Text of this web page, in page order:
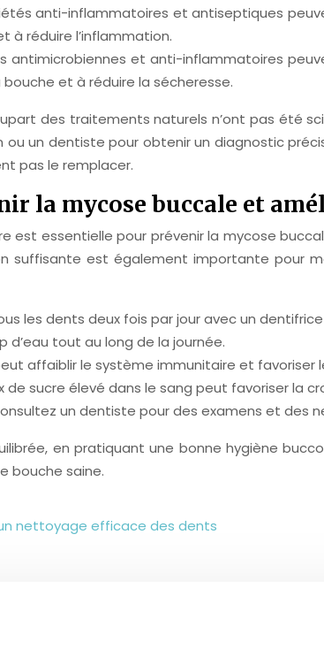
anti-inflammatoires et antiseptiques
à réduire l’inflammation.
antimicrobiennes et anti-inflammatoires
et à réduire la sécheresse.
des traitements naturels n’ont pas été
un dentiste pour obtenir un diagnostic
pas le remplacer.
la mycose buccale et
est essentielle pour prévenir la mycose
suffisante est également importante pour
les dents deux fois par jour avec un
d’eau tout au long de la journée.
affaiblir le système immunitaire et favoriser
de sucre élevé dans le sang peut favoriser la
un dentiste pour des examens et des
en pratiquant une bonne hygiène
bouche saine.
nettoyage efficace des dents